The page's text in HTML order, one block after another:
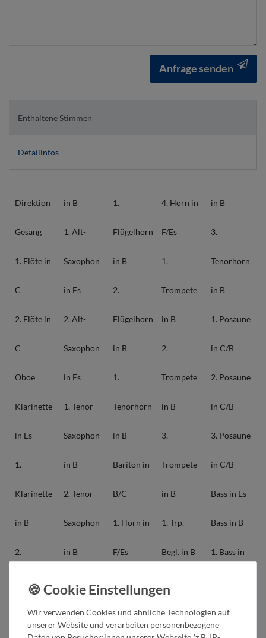
Anfrage senden
Enthaltene Stimmen
Detailinfos
Direktion
Gesang
1. Flöte in
C
2. Flöte in
C
Oboe
Klarinette
in Es
1.
Klarinette
in B
2.
in B
in B
1. Alt-
Saxophon
in Es
2. Alt-
Saxophon
in Es
1. Tenor-
Saxophon
in B
2. Tenor-
Saxophon
in B
Saxophon
1.
Flügelhorn
in B
2.
Flügelhorn
in B
1.
Tenorhorn
in B
Bariton in
B/C
1. Horn in
F/Es
F/Es
4. Horn in
F/Es
1.
Trompete
in B
2.
Trompete
in B
3.
Trompete
in B
1. Trp.
Begl. in B
Begl. in B
in B
3.
Tenorhorn
in B
1. Posaune
in C/B
2. Posaune
in C/B
3. Posaune
in C/B
Bass in Es
Bass in B
1. Bass in
2. Bass in
Wir verwenden Cookies und ähnliche Technologien auf
unserer Website und verarbeiten personenbezogene